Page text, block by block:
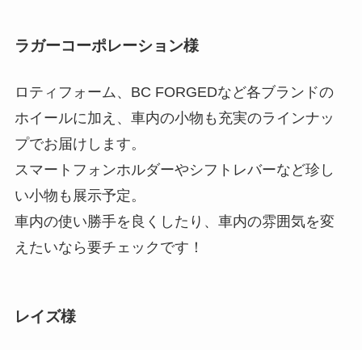
ラガーコーポレーション様
ロティフォーム、BC FORGEDなど各ブランドの
ホイールに加え、車内の小物も充実のラインナッ
プでお届けします。
スマートフォンホルダーやシフトレバーなど珍し
い小物も展示予定。
車内の使い勝手を良くしたり、車内の雰囲気を変
えたいなら要チェックです！
レイズ様